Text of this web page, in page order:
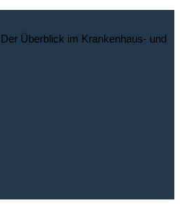
Überblick im Krankenhaus- und